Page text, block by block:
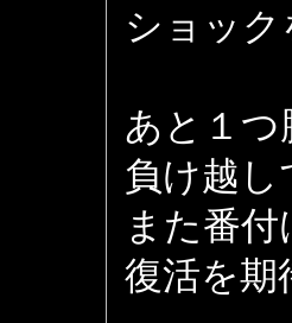
ショッ
あと１つ
負け越し
また番
復活を期